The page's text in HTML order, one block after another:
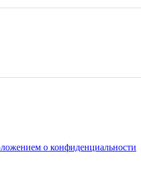
о конфиденциальности